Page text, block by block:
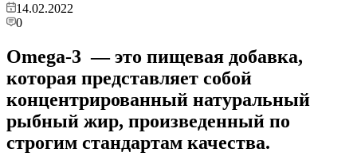
14.02.2022
0
Omega-3 — это пищевая добавка,
которая представляет собой
концентрированный натуральный
рыбный жир, произведенный по
строгим стандартам качества.